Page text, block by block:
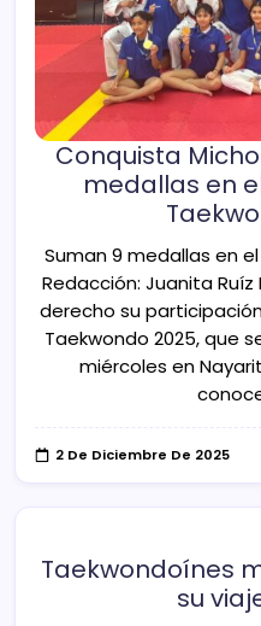
Conquista
medallas en
Suman 9 medallas en
Redacción: Juanita
derecho su
Taekwondo 2025, que
miércoles en
2 De Diciembre De 2025
Taekwondoínes
su